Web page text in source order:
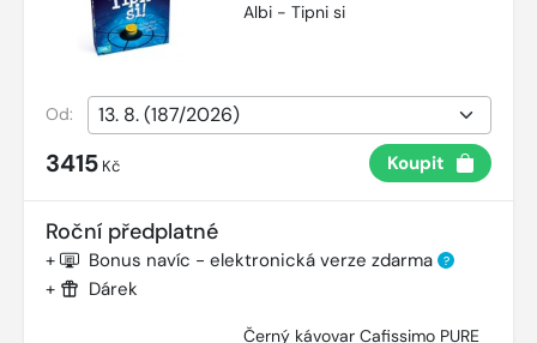
Albi - Tipni si
Od:
3415 Kč Koupit
Roční předplatné
+ Bonus navíc - elektronická verze zdarma ?
+ Dárek
Černý kávovar Cafissimo PURE